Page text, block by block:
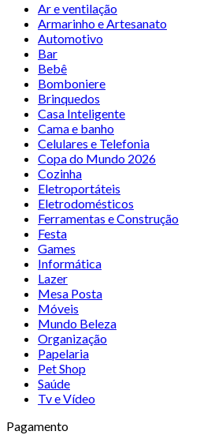
Ar e ventilação
Armarinho e Artesanato
Automotivo
Bar
Bebê
Bomboniere
Brinquedos
Casa Inteligente
Cama e banho
Celulares e Telefonia
Copa do Mundo 2026
Cozinha
Eletroportáteis
Eletrodomésticos
Ferramentas e Construção
Festa
Games
Informática
Lazer
Mesa Posta
Móveis
Mundo Beleza
Organização
Papelaria
Pet Shop
Saúde
Tv e Vídeo
Pagamento